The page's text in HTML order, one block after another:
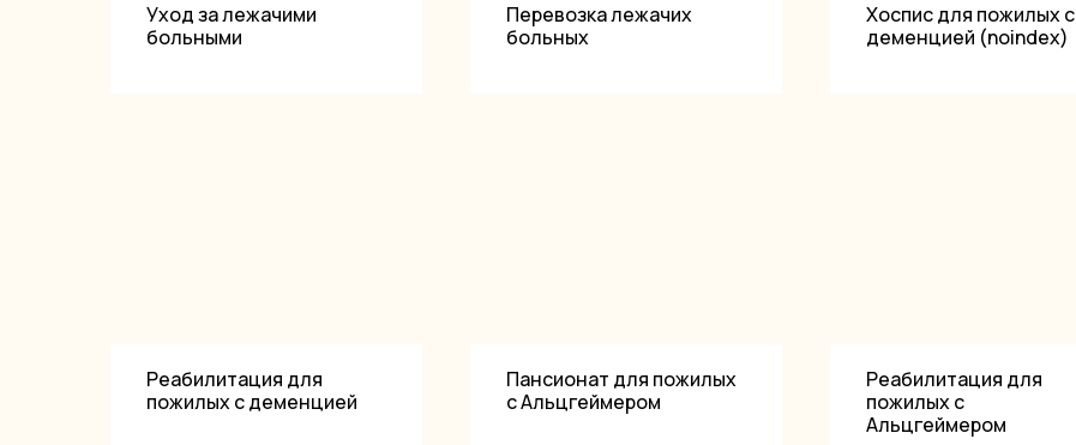
Уход за лежачими
больными
Перевозка лежачих
больных
Хоспис для пожилых с
деменцией (noindex)
Реабилитация для
пожилых с деменцией
Пансионат для пожилых
с Альцгеймером
Реабилитация для
пожилых с
Альцгеймером